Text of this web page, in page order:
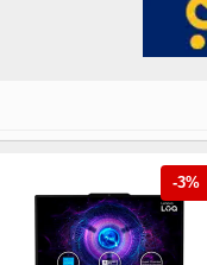
-3%